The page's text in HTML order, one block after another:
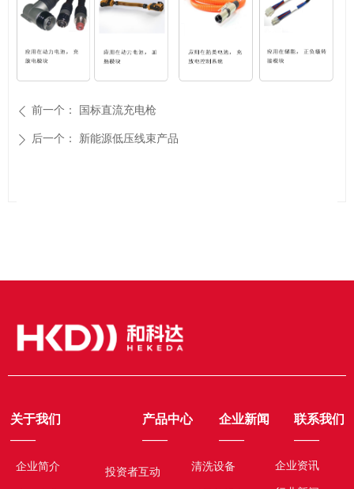
ꄴ 前一个： 国标直流充电枪
ꄲ 后一个： 新能源低压线束产品
企业简介 清洗设备 企业资讯
关于我们
——
产品中心
——
企业新闻
——
联系我们
——
投资者互动